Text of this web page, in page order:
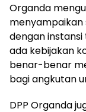
Organda
menyampaikan
dengan
ada kebijakan
benar-benar
bagi angkutan
DPP Organda